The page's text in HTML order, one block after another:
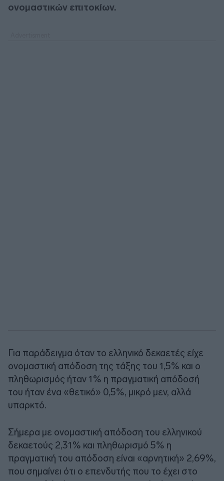
ονομαστικών επιτοκίων.
Για παράδειγμα όταν το ελληνικό δεκαετές είχε
ονομαστική απόδοση της τάξης του 1,5% και ο
πληθωρισμός ήταν 1% η πραγματική απόδοσή
του ήταν ένα «θετικό» 0,5%, μικρό μεν, αλλά
υπαρκτό.
Σήμερα με ονομαστική απόδοση του ελληνικού
δεκαετούς 2,31% και πληθωρισμό 5% η
πραγματική του απόδοση είναι «αρνητική» 2,69%,
που σημαίνει ότι ο επενδυτής που το έχει στο